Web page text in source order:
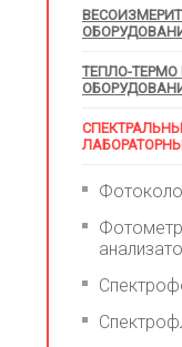
ТЕПЛО-ТЕРМО